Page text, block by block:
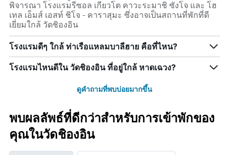
พิจารณา โรงแรมรีซอล เกียวโต คาวะระมาชิ ซังโจ และ โฮ
เทล เอ็มส์ เอสท์ ชิโจ - คาราสุมะ ซึ่งอาจเป็นสถานที่พักที่ดี
เยี่ยมใกล้ วัดชิองอิน
โรงแรมดีๆ ใกล้ ท่าเรือแหลมบาลีฮาย คือที่ไหน?
โรงแรมไหนดีใน วัดชิองอิน ที่อยู่ใกล้ หาดเฉวง?
ดูคำถามที่พบบ่อยมากขึ้น
พบผลลัพธ์ที่ดีกว่าสำหรับการเข้าพักของ
คุณในวัดชิองอิน